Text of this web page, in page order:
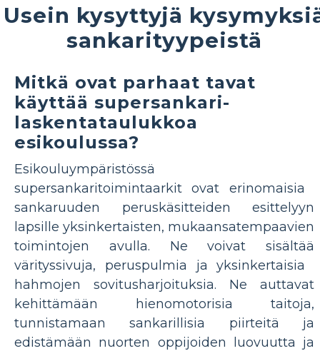
Usein kysyttyjä
sankarityypeistä
Mitkä ovat parhaat tavat
käyttää supersankari-
laskentataulukkoa
esikoulussa?
Esikouluympäristössä
supersankaritoimintaarkit ovat erinomaisia ​​
sankaruuden peruskäsitteiden esittelyyn
lapsille yksinkertaisten, mukaansatempaavien
toimintojen avulla. Ne voivat sisältää
värityssivuja, peruspulmia ja yksinkertaisia ​​
hahmojen sovitusharjoituksia. Ne auttavat
kehittämään hienomotorisia taitoja,
tunnistamaan sankarillisia piirteitä ja
edistämään nuorten oppijoiden luovuutta ja